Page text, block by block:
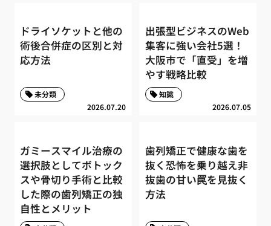
ドライソケットと他の
術後合併症の区別と対
応方法
2026.07.20
未分類
出張型ビジネスのWeb
集客に強い会社5選！
大阪市で「直受」を増
やす戦略比較
2026.07.05
知識
ガミースマイル治療の
選択肢としてボトック
スや骨切り手術と比較
した際の歯列矯正の独
自性とメリット
歯列矯正で健康な歯を
抜く恐怖を乗り越え非
抜歯の甘い罠を見抜く
方法